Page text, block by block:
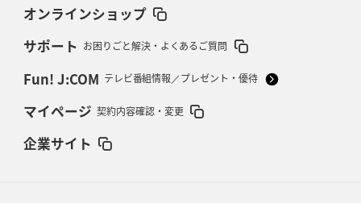
オンラインショップ
サポート お困りごと解決・よくあるご質問
Fun! J:COM テレビ番組情報／プレゼント・優待
マイページ 契約内容確認・変更
企業サイト